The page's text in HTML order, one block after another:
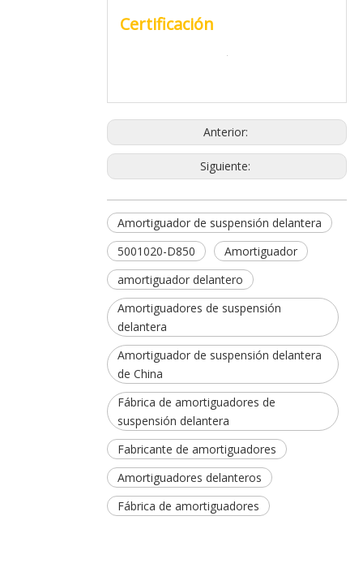
Certificación
Anterior:
Siguiente:
Amortiguador de suspensión delantera
5001020-D850
Amortiguador
amortiguador delantero
Amortiguadores de suspensión
delantera
Amortiguador de suspensión delantera
de China
Fábrica de amortiguadores de
suspensión delantera
Fabricante de amortiguadores
Amortiguadores delanteros
Fábrica de amortiguadores